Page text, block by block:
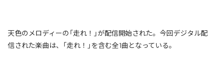
天色のメロディーの「走れ！」が配信開始された。今回デジタル配
信された楽曲は、「走れ！」を含む全1曲となっている。